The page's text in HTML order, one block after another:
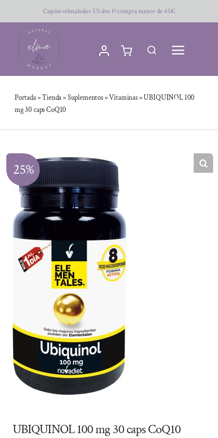
al
contenido
Cupón «elmahola» 5% dto 1ª compra mayor de 45€
Portada»Tienda»Suplementos»Vitaminas»UBIQUINOL 100
mg 30 caps CoQ10
25%
UBIQUINOL 100 mg 30 caps CoQ10